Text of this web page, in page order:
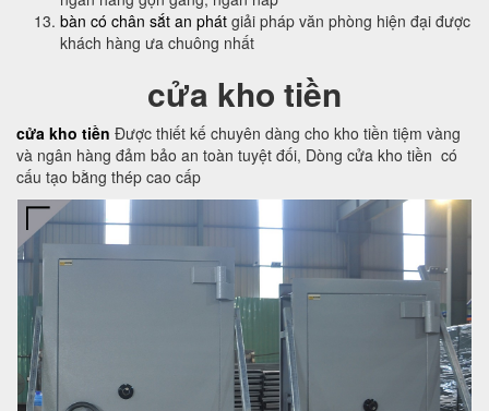
bàn có chân sắt an phát giải pháp văn phòng hiện đại được
khách hàng ưa chuông nhất
cửa kho tiền
cửa kho tiền Được thiết kế chuyên dàng cho kho tiền tiệm vàng
và ngân hàng đảm bảo an toàn tuyệt đối, Dòng cửa kho tiền có
cấu tạo bằng thép cao cấp